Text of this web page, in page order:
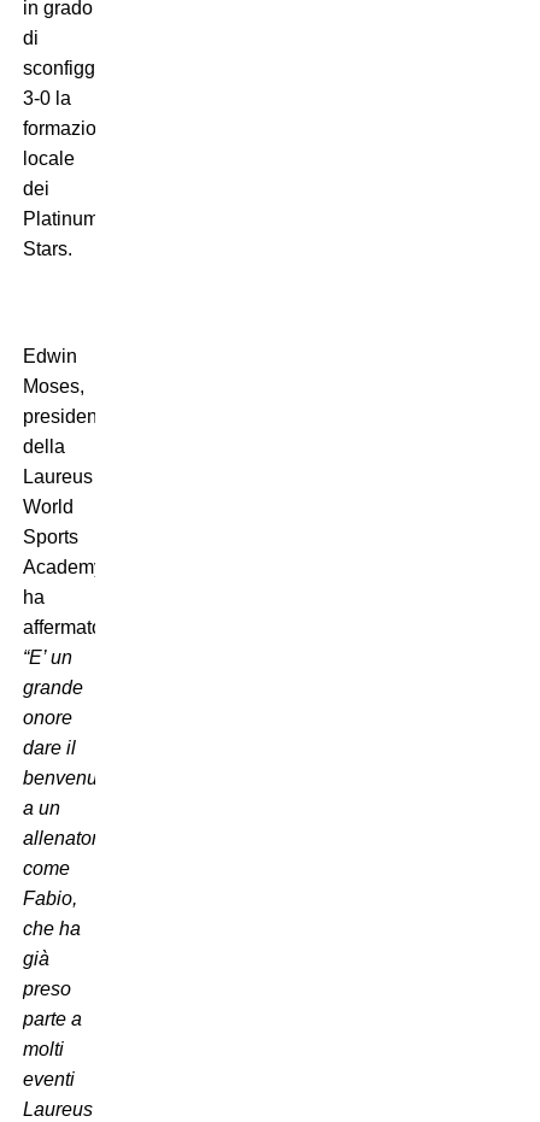
in grado
di
sconfiggere
3-0 la
formazione
locale
dei
Platinum
Stars.
Edwin
Moses,
presidente
della
Laureus
World
Sports
Academy,
ha
affermato:
“E’ un
grande
onore
dare il
benvenuto
a un
allenatore
come
Fabio,
che ha
già
preso
parte a
molti
eventi
Laureus